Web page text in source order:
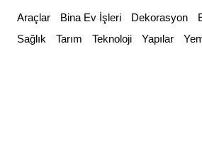
content
Araçlar Bina Ev İşleri Dekorasyon
Sağlık
Tarım Teknoloji Yapılar